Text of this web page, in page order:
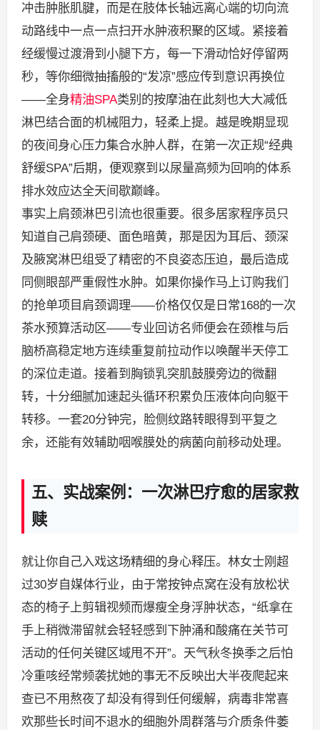
冲击肿胀肌腱，而是在肢体长轴远离心端的切向流
动路线中一点一点扫开水肿液积聚的区域。紧接着
经缓慢过渡滑到小腿下方，每一下滑动恰好停留两
秒，等你细微抽搐般的“发凉”感应传到意识再换位
——全身精油SPA类别的按摩油在此刻也大大减低
淋巴结合面的机械阻力，轻柔上提。越是晚期显现
的夜间身心压力集合水肿人群，在第一次正规“经典
舒缓SPA”后期，便观察到以尿量高频为回响的体系
排水效应达全天间歇巅峰。
事实上肩颈淋巴引流也很重要。很多居家程序员只
知道自己肩颈硬、面色暗黄，那是因为耳后、颈深
及腋窝淋巴组受了精密的不良姿态压迫，最后造成
同侧眼部严重假性水肿。如果你操作马上订购我们
的抢单项目肩颈调理——价格仅仅是日常168的一次
茶水预算活动区——专业回访名师便会在颈椎与后
脑桥高稳定地方连续重复前拉动作以唤醒半天停工
的深位走道。接着到胸锁乳突肌鼓膜旁边的微翻
转，十分细腻加速起头循环积累负压液体向向躯干
转移。一套20分钟完，脸侧纹路转眼得到平复之
余，还能有效辅助咽喉膜处的病菌向前移动处理。
五、实战案例：一次淋巴疗愈的居家救
赎
就让你自己入戏这场精细的身心释压。林女士刚超
过30岁自媒体行业，由于常按钟点窝在没有放松状
态的椅子上剪辑视频而爆瘦全身浮肿状态，“纸拿在
手上稍微滞留就会轻轻感到下肿涌和酸痛在关节可
活动的任何关键区域甩不开”。天气秋冬换季之后怕
冷重咳经常频袭扰她的事无不反映出大半夜爬起来
查已不用熬夜了却没有得到任何缓解，病毒非常喜
欢那些长时间不退水的细胞外周群落与介质条件萎